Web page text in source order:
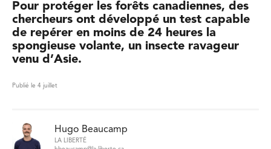
Pour protéger les forêts canadiennes, des
chercheurs ont développé un test capable
de repérer en moins de 24 heures la
spongieuse volante, un insecte ravageur
venu d’Asie.
Publié le 4 juillet
Hugo Beaucamp
LA LIBERTÉ